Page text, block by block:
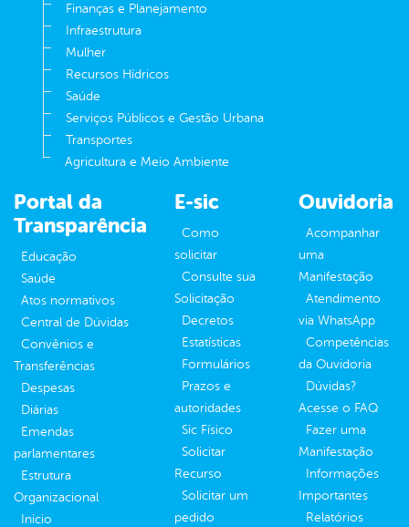
Finanças e Planejamento
Infraestrutura
Mulher
Recursos Hídricos
Saúde
Serviços Públicos e Gestão Urbana
Transportes
Agricultura e Meio Ambiente
Portal da
Transparência
Educação
Saúde
Atos normativos
Central de Dúvidas
Convênios e
Transferências
Despesas
Diárias
Emendas
parlamentares
Estrutura
Organizacional
Inicio
E-sic
Como
solicitar
Consulte sua
Solicitação
Decretos
Estatísticas
Formulários
Prazos e
autoridades
Sic Físico
Solicitar
Recurso
Solicitar um
pedido
Ouvidoria
Acompanhar
uma
Manifestação
Atendimento
via WhatsApp
Competências
da Ouvidoria
Dúvidas?
Acesse o FAQ
Fazer uma
Manifestação
Informações
Importantes
Relatórios